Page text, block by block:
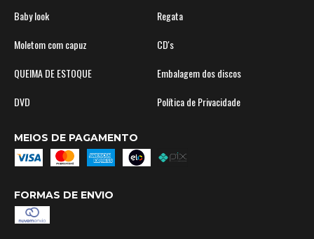
Baby look
Regata
Moletom com capuz
CD's
QUEIMA DE ESTOQUE
Embalagem dos discos
DVD
Política de Privacidade
MEIOS DE PAGAMENTO
FORMAS DE ENVIO